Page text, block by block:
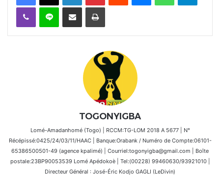
Viber Ligne Partager par email Imprimer
TOGONYIGBA
Lomé-Amadanhomé (Togo) | RCCM:TG-LOM 2018 A 5677 | N°
Récépissé:0425/24/03/11/HAAC | Banque:Orabank / Numéro de Compte:06101-
65386500501-49 (agence kpalimé) | Courriel:togonyigba@gmail.com | Boîte
postale:23BP90053539 Lomé Apédokoè | Tel:(00228) 99460630/93921010 |
Directeur Général : José-Éric Kodjo GAGLI (LeDivin)